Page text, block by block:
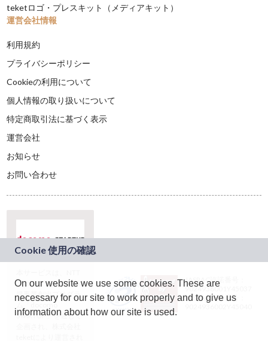
teketロゴ・プレスキット（メディアキット）
運営会社情報
利用規約
プライバシーポリシー
Cookieの利用について
個人情報の取り扱いについて
特定商取引法に基づく表示
運営会社
お知らせ
お問い合わせ
ドコモグループの新
規事業創出プログラ
ム「docomo
STARTUP」を通じて
JASRAC許諾番号：
9024936001Y45037
JASRAC許諾番号：
On our website we use some cookies. These are
necessary for our site to work properly and to give us
information about how our site is used.